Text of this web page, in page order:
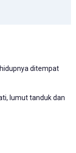
ditempat
lumut tanduk dan